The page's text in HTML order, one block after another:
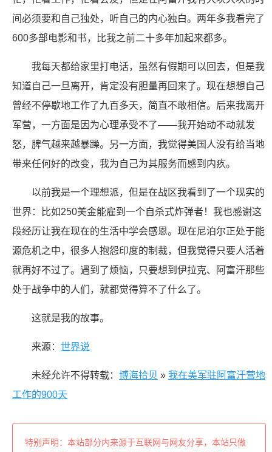
间必须要和自己独处，听自己的内心独白。两年多我看完了
600多部电影和书，比我之前二十多年加起来都多。
我每天都给家里打电话，虽然有假期可以回去，但是我
知道自己一旦离开，肯定没有胆量再回来了。现在想想自己
曾经不停歇地工作了九百多天，简直不敢相信。后来我离开
军营，一方面是因为心理承受不了——我开始动不动就发
怒，脾气越来越暴躁。另一方面，我觉得美国人没有给当地
带来任何好的改变，我为自己为其服务而感到内疚。
以前我是一个理想派，但是在战区我看到了一个现实的
世界：比如250美金能雇到一个自杀式炸弹者！我也感谢这
段经历让我在现在的生活中学会感恩。现在尼泊尔正处于能
源危机之中，很多人抱怨印度的制裁，但我觉得只要人活着
就再好不过了。遇到了烦恼，只要想到伊拉克、阿富汗那些
处于战争中的人们，就都觉得算不了什么了。
这就是我的故事。
来源： 世界说
未经允许不得转载： 博海拾贝 » 我在美军驻阿富汗营地
工作的900天
特别声明：本站部分内来源于互联网与网友分享，本站只做